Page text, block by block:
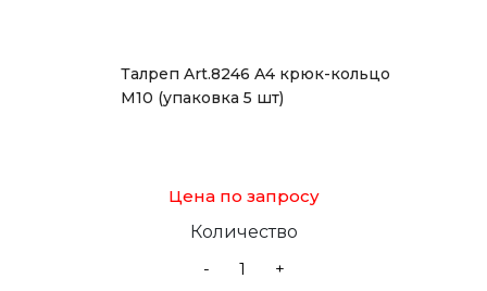
Талреп Art.8246 A4 крюк-кольцо
М10 (упаковка 5 шт)
Цена по запросу
Количество
-
+